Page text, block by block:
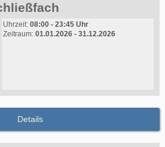
Uhrzeit: 08:00 - 23:45 Uhr
Zeitraum: 01.01.2026 - 31.12.2026
Details